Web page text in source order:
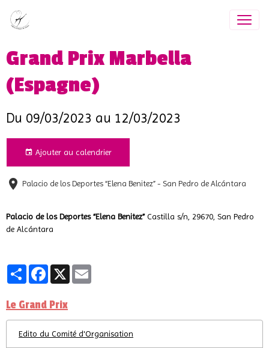
Grand Prix Marbella
(Espagne)
Du 09/03/2023 au 12/03/2023
Ajouter au calendrier
Palacio de los Deportes “Elena Benitez” - San Pedro de Alcántara
Palacio de los Deportes “Elena Benitez”Castilla s/n, 29670, San Pedro
de Alcántara
PartagerFacebook
X
Le Grand Prix
Edito du Comité d'Organisation